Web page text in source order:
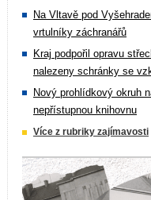
Na Vltavě pod
vrtulníky záchranářů
Kraj podpořil opravu
nalezeny schránky se
Nový prohlídkový okruh
nepřístupnou knihovnu
Více z rubriky zajímavosti